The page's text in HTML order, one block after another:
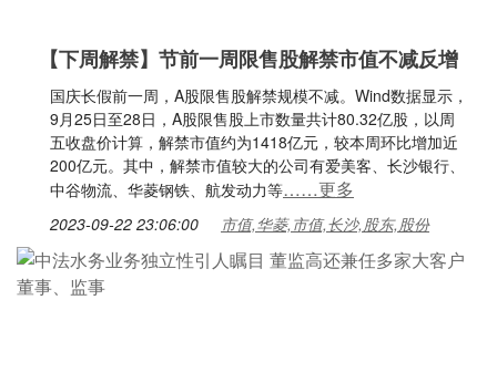
【下周解禁】节前一周限售股解禁市值不减反增
国庆长假前一周，A股限售股解禁规模不减。Wind数据显示，
9月25日至28日，A股限售股上市数量共计80.32亿股，以周
五收盘价计算，解禁市值约为1418亿元，较本周环比增加近
200亿元。其中，解禁市值较大的公司有爱美客、长沙银行、
中谷物流、华菱钢铁、航发动力等……更多
2023-09-22 23:06:00 市值,华菱,市值,长沙,股东,股份